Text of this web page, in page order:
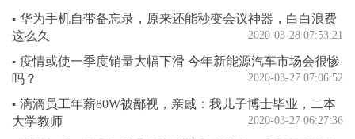
▪ 华为手机自带备忘录，原来还能秒变会议神器，白白浪费
这么久
2020-03-28 07:53:21
▪ 疫情或使一季度销量大幅下滑 今年新能源汽车市场会很惨
吗？
2020-03-27 07:06:52
▪ 滴滴员工年薪80W被鄙视，亲戚：我儿子博士毕业，二本
大学教师
2020-03-27 06:27:36